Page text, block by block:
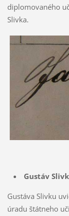
diplomovaného
Slivka.
Gustáv
Gustáva Slivku
úradu štátneho